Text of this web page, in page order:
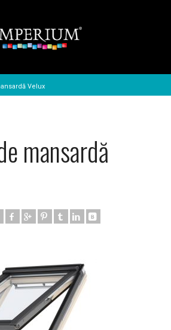
Velux
mansardă